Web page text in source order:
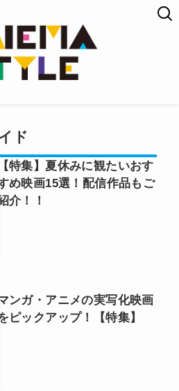
ド
【特集】夏休みに観たいおす
め映画15選！配信作品もご
介！！
ンガ・アニメの実写化映画
ピックアップ！【特集】